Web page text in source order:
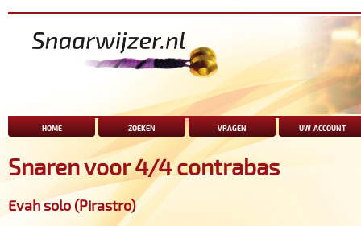
home zoeken vragen uw account
Snaren voor 4/4 contrabas
Evah solo (Pirastro)